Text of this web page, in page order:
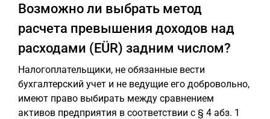
Возможно ли выбрать метод
расчета превышения доходов над
расходами (EÜR) задним числом?
Налогоплательщики, не обязанные вести
бухгалтерский учет и не ведущие его добровольно,
имеют право выбирать между сравнением
активов предприятия в соответствии с § 4 абз. 1